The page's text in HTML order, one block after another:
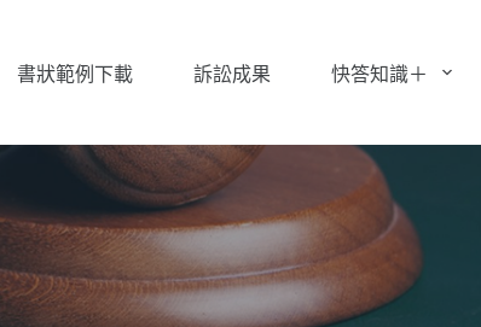
書狀範例下載 訴訟成果 快答知識＋